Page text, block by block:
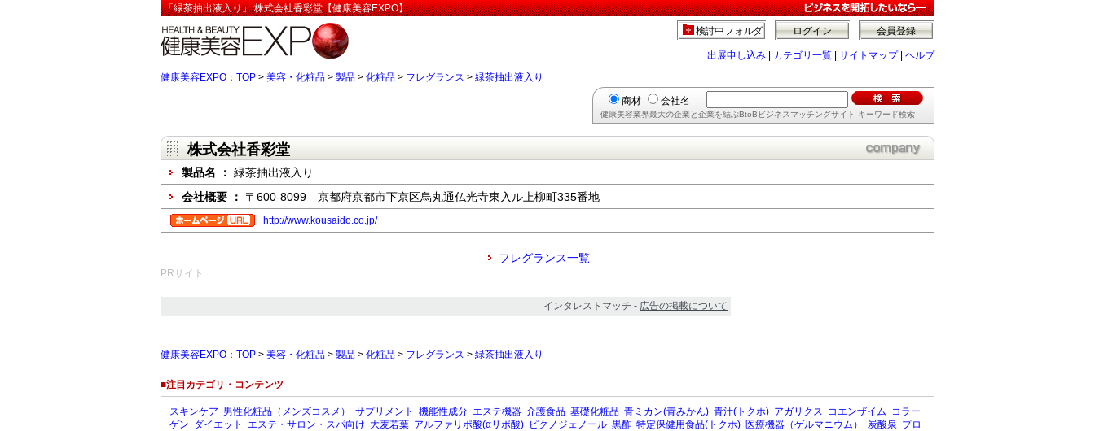
「緑茶抽出液入り」:株式会社香彩堂【健康美容EXPO】
会員登録
ログイン
検討中フォルダ
出展申し込み カテゴリ一覧 サイトマップ| ヘルプ
健康美容EXPO：TOP > 美容・化粧品 > 製品 > 化粧品 > フレグランス > 緑茶抽出液入り
商材 会社名
健康美容業界最大の企業と企業を結ぶBtoBビジネスマッチングサイト キーワード検索
株式会社香彩堂
製品名 ： 緑茶抽出液入り
会社概要 ： 〒600-8099 京都府京都市下京区烏丸通仏光寺東入ル上柳町335番地
http://www.kousaido.co.jp/
フレグランス一覧
PRサイト
インタレストマッチ - 広告の掲載について
健康美容EXPO：TOP > 美容・化粧品 > 製品 > 化粧品 > フレグランス > 緑茶抽出液入り
■注目カテゴリ・コンテンツ
スキンケア 男性化粧品（メンズコスメ） サプリメント 機能性成分 エステ機器 介護食品 基礎化粧品 青ミカン(青みかん) 青汁(トクホ) アガリクス コエンザイム コラー
ゲン ダイエット エステ・サロン・スパ向け 大麦若葉 アルファリポ酸(αリポ酸) ピクノジェノール 黒酢 特定保健用食品(トクホ) 医療機器（ゲルマニウム） 炭酸泉 プロ